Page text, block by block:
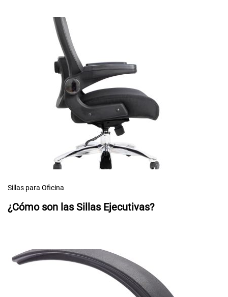
Sillas para Oficina
¿Cómo son las Sillas Ejecutivas?